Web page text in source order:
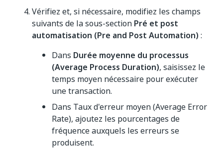
Vérifiez et, si nécessaire, modifiez les champs
suivants de la sous-section Pré et post
automatisation (Pre and Post Automation) :
Dans Durée moyenne du processus
(Average Process Duration), saisissez le
temps moyen nécessaire pour exécuter
une transaction.
Dans Taux d'erreur moyen (Average Error
Rate), ajoutez les pourcentages de
fréquence auxquels les erreurs se
produisent.